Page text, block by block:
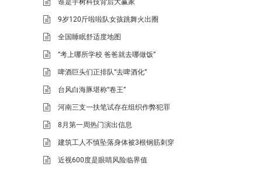
谁是宇树科技背后大赢家
9岁120斤啦啦队女孩跳舞火出圈
全国睡眠舒适度地图
“考上哪所学校 爸爸就去哪做饭”
啤酒巨头们正排队“去啤酒化”
台风白海豚堪称“卷王”
河南三支一扶笔试存在组织作弊犯罪
8月第一周热门演出信息
建筑工人不慎坠落身体被3根钢筋刺穿
近视600度是眼睛风险临界值